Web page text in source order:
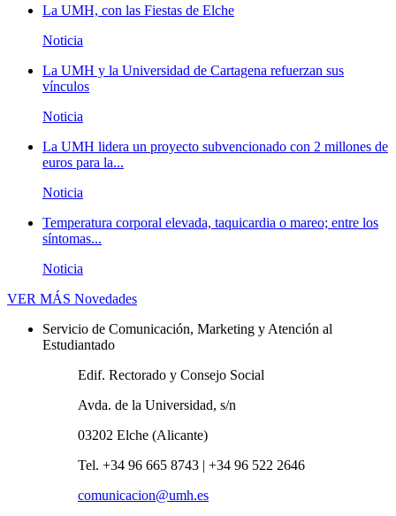
La UMH, con las Fiestas de Elche
Noticia
La UMH y la Universidad de Cartagena refuerzan sus
vínculos
Noticia
La UMH lidera un proyecto subvencionado con 2 millones de
euros para la...
Noticia
Temperatura corporal elevada, taquicardia o mareo; entre los
síntomas...
Noticia
VER MÁS Novedades
Servicio de Comunicación, Marketing y Atención al
Estudiantado
Edif. Rectorado y Consejo Social
Avda. de la Universidad, s/n
03202 Elche (Alicante)
Tel. +34 96 665 8743 | +34 96 522 2646
comunicacion@umh.es